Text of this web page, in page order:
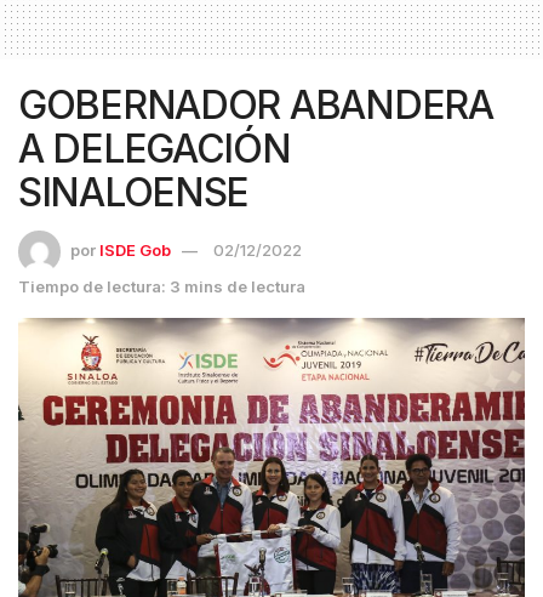
GOBERNADOR ABANDERA
A DELEGACIÓN
SINALOENSE
por ISDE Gob
02/12/2022
Tiempo de lectura: 3 mins de lectura